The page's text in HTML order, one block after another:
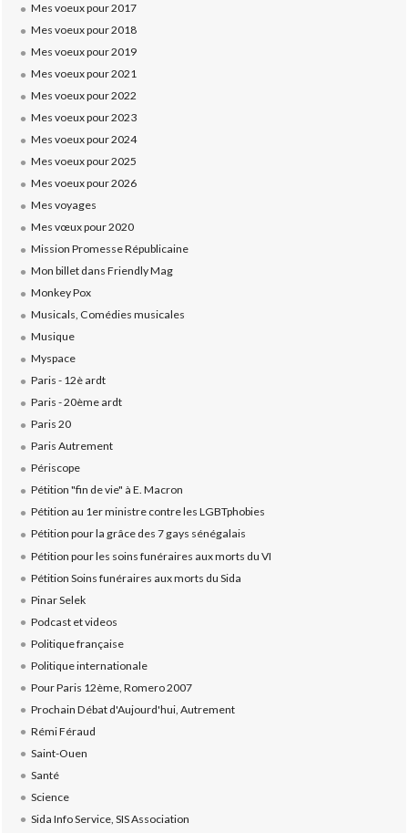
Mes voeux pour 2017
Mes voeux pour 2018
Mes voeux pour 2019
Mes voeux pour 2021
Mes voeux pour 2022
Mes voeux pour 2023
Mes voeux pour 2024
Mes voeux pour 2025
Mes voeux pour 2026
Mes voyages
Mes vœux pour 2020
Mission Promesse Républicaine
Mon billet dans Friendly Mag
Monkey Pox
Musicals, Comédies musicales
Musique
Myspace
Paris - 12è ardt
Paris - 20ème ardt
Paris 20
Paris Autrement
Périscope
Pétition "fin de vie" à E. Macron
Pétition au 1er ministre contre les LGBTphobies
Pétition pour la grâce des 7 gays sénégalais
Pétition pour les soins funéraires aux morts du VI
Pétition Soins funéraires aux morts du Sida
Pinar Selek
Podcast et videos
Politique française
Politique internationale
Pour Paris 12ème, Romero 2007
Prochain Débat d'Aujourd'hui, Autrement
Rémi Féraud
Saint-Ouen
Santé
Science
Sida Info Service, SIS Association